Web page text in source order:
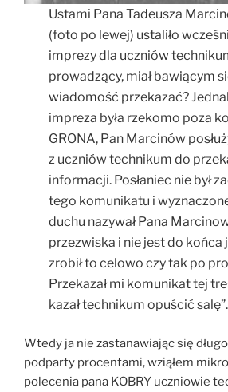
Ustami Pana Tadeusza
(foto po lewej) ustaliło
imprezy dla uczniów
prowadzący, miał bawiącym
wiadomość przekazać?
impreza była rzekomo poza
GRONA, Pan Marcinów
z uczniów technikum do
informacji. Posłaniec nie był
tego komunikatu i
duchu nazywał Pana
przezwiska i nie jest do końca
zrobił to celowo czy tak po
Przekazał mi komunikat tej
kazał technikum opuścić salę”.
Wtedy ja nie zastanawiając się
podparty procentami, wziąłem
polecenia pana KOBRY uczniowie